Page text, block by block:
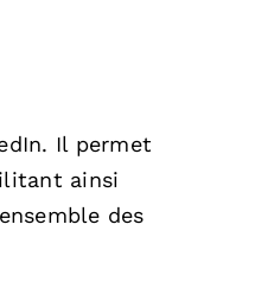
Il permet
ainsi
des